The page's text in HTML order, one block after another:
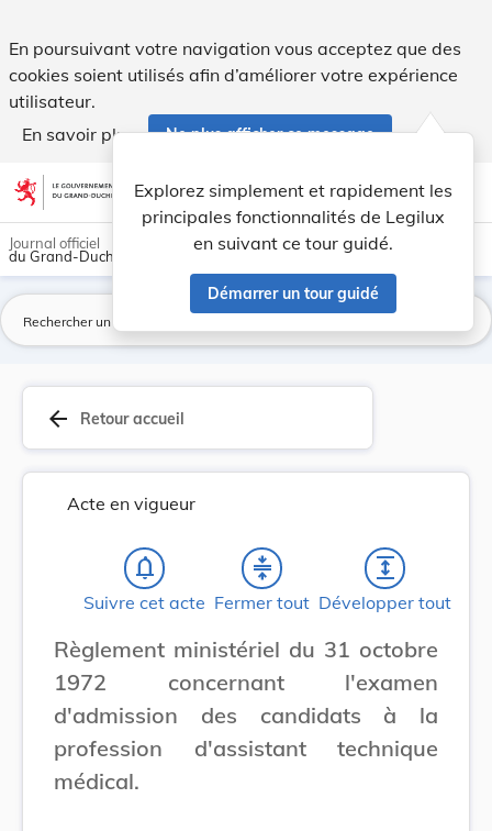
En poursuivant votre navigation vous acceptez que des
cookies soient utilisés afin d’améliorer votre expérience
utilisateur.
En savoir plus
Ne plus afficher ce message
Aller au contenu account_circle help Aide
Explorez simplement et rapidement les
principales fonctionnalités de Legilux
en suivant ce tour guidé.
Démarrer un tour guidé
light_mode dark_mode
Journal officiel
du Grand-Duché de Luxembourg
arrow_back Retour accueil
Acte en vigueur
notifications_none
Suivre cet acte
compress
Fermer tout
expand
Développer tout
Règlement ministériel du 31 octobre
1972 concernant l'examen
d'admission des candidats à la
profession d'assistant technique
médical.